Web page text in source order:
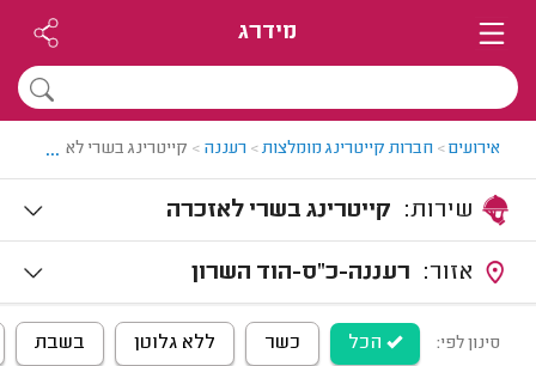
מידרג
אירועים> חברות קייטרינג מומלצות> רעננה > קייטרינג בשרי לאזכרה
...
קייטרינג בשרי לאזכרה
רעננה-כ"ס-הוד השרון
סינון לפי: הכל כשר ללא גלוטן בשבת